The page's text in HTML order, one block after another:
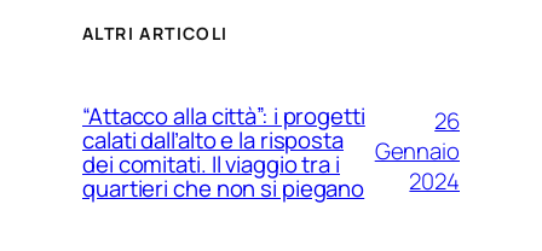
ALTRI ARTICOLI
“Attacco alla città”: i progetti
calati dall’alto e la risposta
dei comitati. Il viaggio tra i
quartieri che non si piegano
26
Gennaio
2024